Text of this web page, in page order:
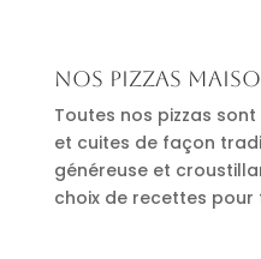
Nos pizzas
Toutes nos pizzas
et cuites de façon
généreuse et
choix de recettes pour